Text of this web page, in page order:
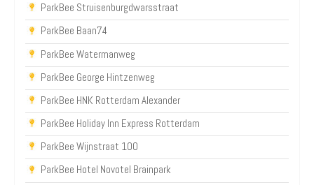
ParkBee Struisenburgdwarsstraat
ParkBee Baan74
ParkBee Watermanweg
ParkBee George Hintzenweg
ParkBee HNK Rotterdam Alexander
ParkBee Holiday Inn Express Rotterdam
ParkBee Wijnstraat 100
ParkBee Hotel Novotel Brainpark